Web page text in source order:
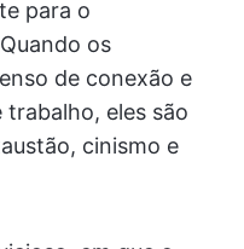
para o
os
de conexão e
trabalho, eles são
cinismo e